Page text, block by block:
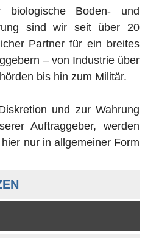
Boden- und
sind wir seit über 20
Partner für ein breites
– von Industrie über
bis hin zum Militär.
und zur Wahrung
Auftraggeber, werden
nur in allgemeiner Form